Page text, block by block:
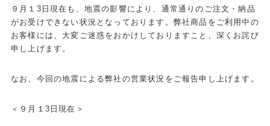
９月１3日現在も、地震の影響により、通常通りのご注文・納品
がお受けできない状況となっております。弊社商品をご利用中の
お客様には、大変ご迷惑をおかけしておりますこと、深くお詫び
申し上げます。
なお、今回の地震による弊社の営業状況をご報告申し上げます。
＜９月１3日現在＞